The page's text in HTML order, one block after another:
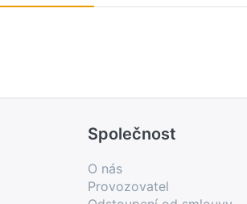
Společnost
O nás
Provozovatel